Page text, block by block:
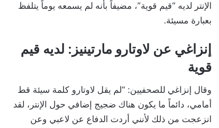
الإنتر لديه “قيم قوية”، مضيفاً بأنه لم يسمعه يوماً يتلفظ
بعبارة مسيئة.
إنزاغي عن لاوتارو مارتينيز: لديه قيم
قوية
وقال إنزاغي للصحفيين: “لم يقل لاوتارو كلمة سيئة قط
أمامي، دائماً ما يكون هناك ضجيج إضافي حول الإنتر، لقد
انزعجت من ذلك لأنني أردت الدفاع عن لاعبي وعن